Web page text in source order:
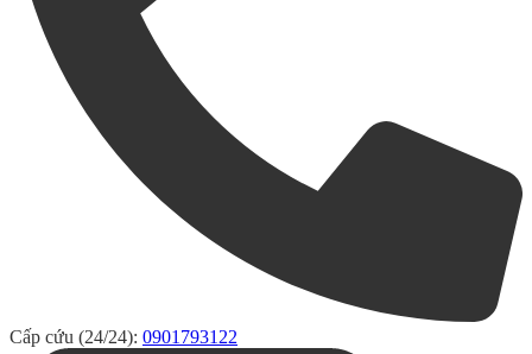
Cấp cứu (24/24): 0901793122